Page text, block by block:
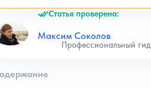
Статья проверена:
Максим Соколов
Профессиональный гид